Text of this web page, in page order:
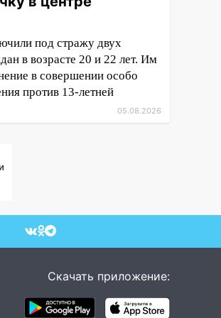
под стражу двух
в возрасте 20 и 22 лет. Им
в совершении особо
против 13-летней
05.08.2026
Скачать приложение: